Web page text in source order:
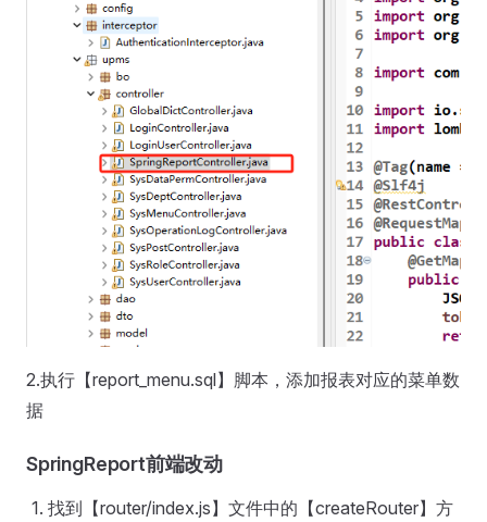
2.执行【report_menu.sql】脚本，添加报表对应的菜单数
据
SpringReport前端改动
找到【router/index.js】文件中的【createRouter】方